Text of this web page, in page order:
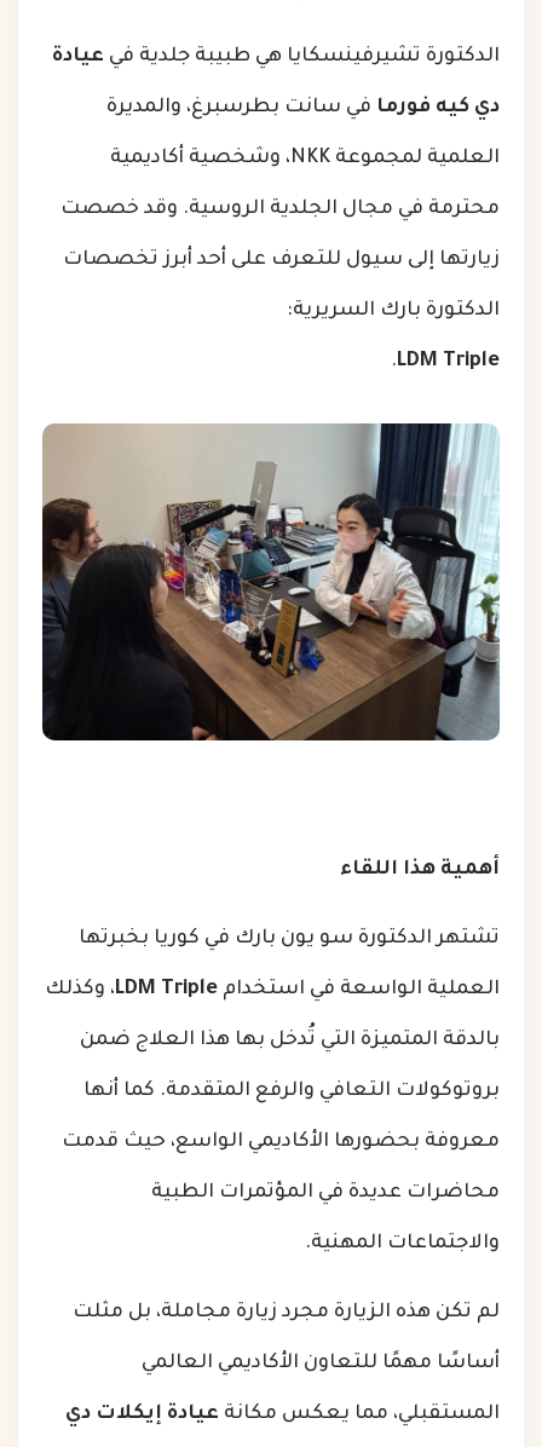
الدكتورة تشيرفينسكايا هي طبيبة جلدية في عيادة
دي كيه فورما في سانت بطرسبرغ، والمديرة
العلمية لمجموعة NKK، وشخصية أكاديمية
محترمة في مجال الجلدية الروسية. وقد خصصت
زيارتها إلى سيول للتعرف على أحد أبرز تخصصات
الدكتورة بارك السريرية:
LDM Triple
.
أهمية هذا اللقاء
تشتهر الدكتورة سو يون بارك في كوريا بخبرتها
العملية الواسعة في استخدام LDM Triple، وكذلك
بالدقة المتميزة التي تُدخل بها هذا العلاج ضمن
بروتوكولات التعافي والرفع المتقدمة. كما أنها
معروفة بحضورها الأكاديمي الواسع، حيث قدمت
محاضرات عديدة في المؤتمرات الطبية
والاجتماعات المهنية.
لم تكن هذه الزيارة مجرد زيارة مجاملة، بل مثلت
أساسًا مهمًا للتعاون الأكاديمي العالمي
المستقبلي، مما يعكس مكانة عيادة إيكلات دي